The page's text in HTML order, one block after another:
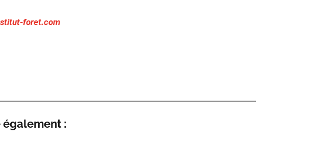
foret.com
également :